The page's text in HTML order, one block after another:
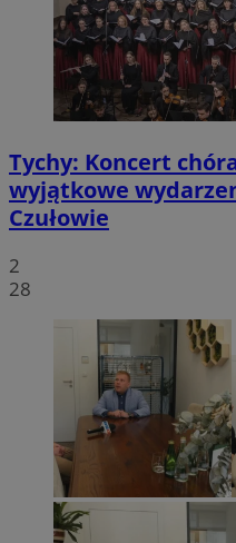
Tychy: Koncert
wyjątkowe
Czułowie
2
28